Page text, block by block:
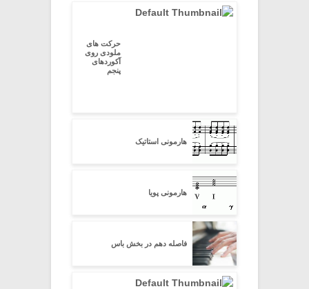
حرکت های
ملودی روی
آکوردهای
هارمونی استاتیک
هارمونی پویا
فاصله دهم در بخش باس